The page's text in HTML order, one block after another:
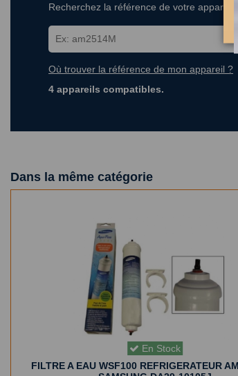
Recherchez la référence de votre appareil
Où trouver la référence de mon appareil ?
4 appareils compatibles.
Dans la même catégorie
En Stock
FILTRE A EAU WSF100 REFRIGERATEUR